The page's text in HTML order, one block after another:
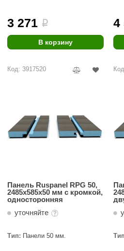
3 271 i
В корзину
4
Код: 3917520
Панель Ruspanel RPG 50,
2485х585х50 мм с кромкой,
односторонняя
уточняйте
Тип: Панели 50 мм.